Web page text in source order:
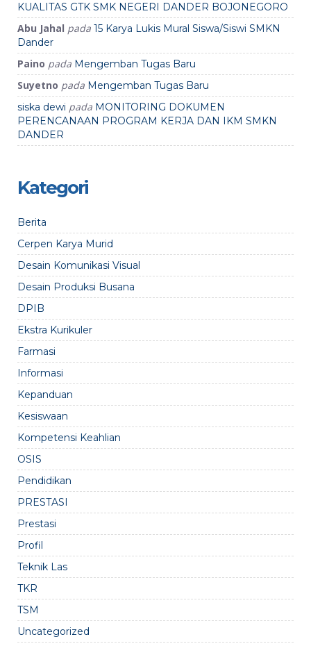
KUALITAS GTK SMK NEGERI DANDER BOJONEGORO
Abu Jahal pada 15 Karya Lukis Mural Siswa/Siswi SMKN
Dander
Paino pada Mengemban Tugas Baru
Suyetno pada Mengemban Tugas Baru
siska dewi pada MONITORING DOKUMEN
PERENCANAAN PROGRAM KERJA DAN IKM SMKN
DANDER
Kategori
Berita
Cerpen Karya Murid
Desain Komunikasi Visual
Desain Produksi Busana
DPIB
Ekstra Kurikuler
Farmasi
Informasi
Kepanduan
Kesiswaan
Kompetensi Keahlian
OSIS
Pendidikan
PRESTASI
Prestasi
Profil
Teknik Las
TKR
TSM
Uncategorized